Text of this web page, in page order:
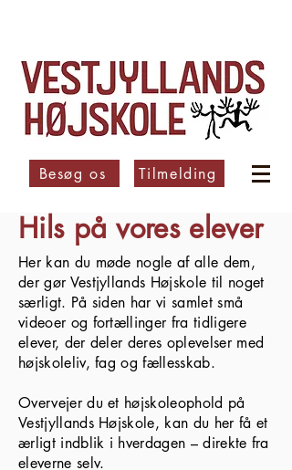
Besøg os Tilmelding
Hils på vores elever
Her kan du møde nogle af alle dem,
der gør Vestjyllands Højskole til noget
særligt. På siden har vi samlet små
videoer og fortællinger fra tidligere
elever, der deler deres oplevelser med
højskoleliv, fag og fællesskab.
Overvejer du et højskoleophold på
Vestjyllands Højskole, kan du her få et
ærligt indblik i hverdagen – direkte fra
eleverne selv.